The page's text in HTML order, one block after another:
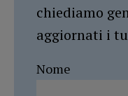
chiediamo
aggiornati i
Nome